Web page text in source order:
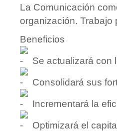
La Comunicación
organización. Trabajo
Beneficios
Se actualizará con
Consolidará sus
Incrementará la
Optimizará el